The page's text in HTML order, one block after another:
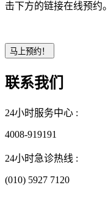
击下方的链接在线预约。
联系我们
24小时服务中心 :
4008-919191
24小时急诊热线 :
(010) 5927 7120